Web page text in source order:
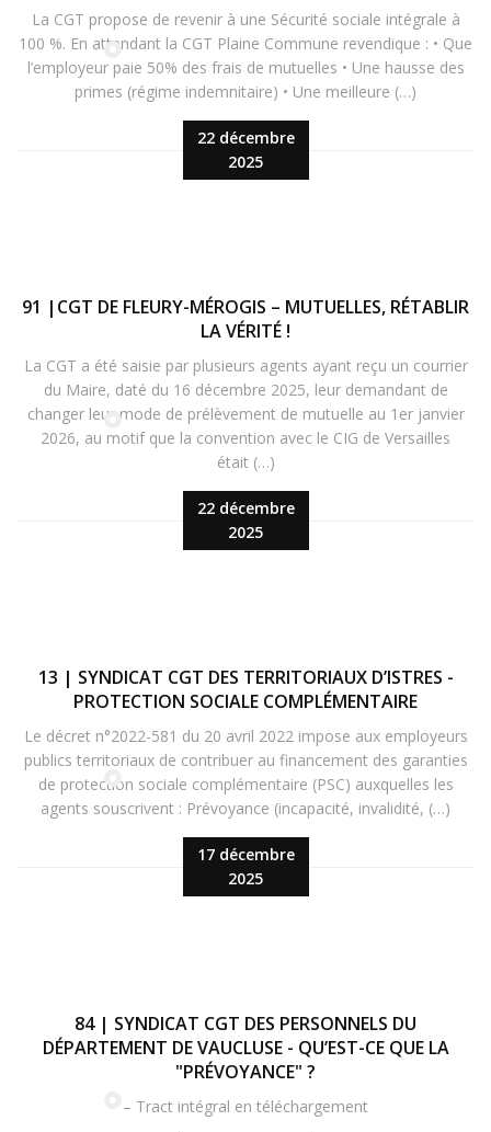
22 décembre
2025
La CGT propose de revenir à une Sécurité sociale intégrale à
100 %. En attendant la CGT Plaine Commune revendique : • Que
l’employeur paie 50% des frais de mutuelles • Une hausse des
primes (régime indemnitaire) • Une meilleure (…)
22 décembre
2025
91 |CGT DE FLEURY-MÉROGIS – MUTUELLES, RÉTABLIR
LA VÉRITÉ !
La CGT a été saisie par plusieurs agents ayant reçu un courrier
du Maire, daté du 16 décembre 2025, leur demandant de
changer leur mode de prélèvement de mutuelle au 1er janvier
2026, au motif que la convention avec le CIG de Versailles
était (…)
17 décembre
2025
13 | SYNDICAT CGT DES TERRITORIAUX D’ISTRES -
PROTECTION SOCIALE COMPLÉMENTAIRE
Le décret n°2022-581 du 20 avril 2022 impose aux employeurs
publics territoriaux de contribuer au financement des garanties
de protection sociale complémentaire (PSC) auxquelles les
agents souscrivent : Prévoyance (incapacité, invalidité, (…)
84 | SYNDICAT CGT DES PERSONNELS DU
DÉPARTEMENT DE VAUCLUSE - QU’EST-CE QUE LA
"PRÉVOYANCE" ?
– Tract intégral en téléchargement